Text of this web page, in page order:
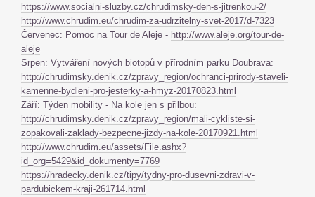
https://www.socialni-sluzby.cz/chrudimsky-den-s-jitrenkou-2/
http://www.chrudim.eu/chrudim-za-udrzitelny-svet-2017/d-7323
Červenec: Pomoc na Tour de Aleje - http://www.aleje.org/tour-de-
aleje
Srpen: Vytváření nových biotopů v přírodním parku Doubrava:
http://chrudimsky.denik.cz/zpravy_region/ochranci-prirody-staveli-
kamenne-bydleni-pro-jesterky-a-hmyz-20170823.html
Září: Týden mobility - Na kole jen s přilbou:
http://chrudimsky.denik.cz/zpravy_region/mali-cykliste-si-
zopakovali-zaklady-bezpecne-jizdy-na-kole-20170921.html
http://www.chrudim.eu/assets/File.ashx?
id_org=5429&id_dokumenty=7769
https://hradecky.denik.cz/tipy/tydny-pro-dusevni-zdravi-v-
pardubickem-kraji-261714.html